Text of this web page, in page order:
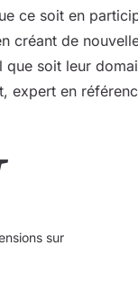
ce soit en
créant de
soit leur
expert en
sur